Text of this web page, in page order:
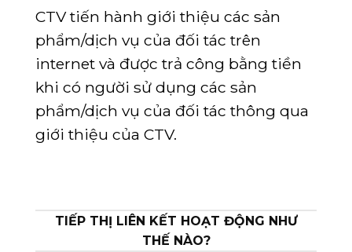
CTV tiến hành giới thiệu các sản
phẩm/dịch vụ của đối tác trên
internet và được trả công bằng tiền
khi có người sử dụng các sản
phẩm/dịch vụ của đối tác thông qua
giới thiệu của CTV.
TIẾP THỊ LIÊN KẾT HOẠT ĐỘNG NHƯ
THẾ NÀO?